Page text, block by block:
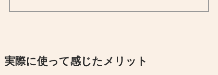
実際に使って感じたメリット